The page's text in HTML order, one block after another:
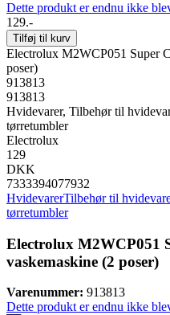
Dette produkt er endnu ikke
129.-
Tilføj til kurv
Electrolux M2WCP051 Super
poser)
913813
913813
Hvidevarer, Tilbehør til
tørretumbler
Electrolux
129
DKK
7333394077932
HvidevarerTilbehør til
tørretumbler
Electrolux M2WCP051
vaskemaskine (2 poser)
Varenummer: 913813
Dette produkt er endnu ikke